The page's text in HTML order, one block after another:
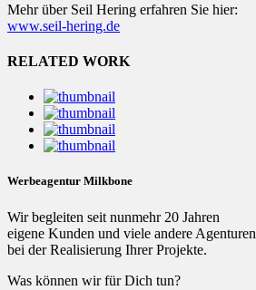
Mehr über Seil Hering erfahren Sie hier:
www.seil-hering.de
RELATED WORK
Werbeagentur Milkbone
Wir begleiten seit nunmehr 20 Jahren
eigene Kunden und viele andere Agenturen
bei der Realisierung Ihrer Projekte.
Was können wir für Dich tun?